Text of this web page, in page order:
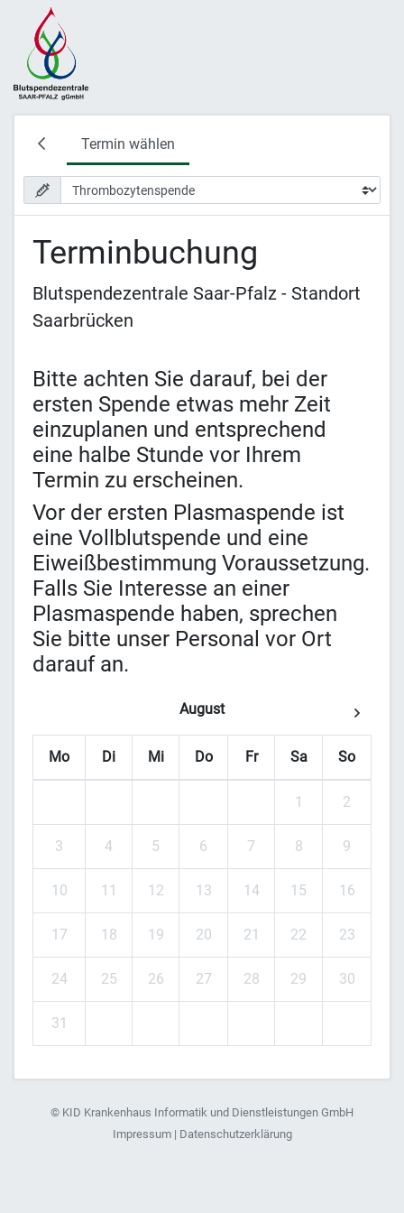
Termin wählen
Terminbuchung
Blutspendezentrale Saar-Pfalz - Standort
Saarbrücken
Bitte achten Sie darauf, bei der
ersten Spende etwas mehr Zeit
einzuplanen und entsprechend
eine halbe Stunde vor Ihrem
Termin zu erscheinen.
Vor der ersten Plasmaspende ist
eine Vollblutspende und eine
Eiweißbestimmung Voraussetzung.
Falls Sie Interesse an einer
Plasmaspende haben, sprechen
Sie bitte unser Personal vor Ort
darauf an.
August
Mo Di Mi Do Fr Sa So
1 2
3 4 5 6 7 8 9
10 11 12 13 14 15 16
17 18 19 20 21 22 23
24 25 26 27 28 29 30
31
© KID Krankenhaus Informatik und Dienstleistungen GmbH
Impressum| Datenschutzerklärung